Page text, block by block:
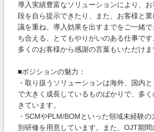
導入実績豊富なソリューションにより、
段を自ら提示できたり、また、お客様と
議を重ね、導入効果を出すまでをご一緒
ち合える、とてもやりがいのある仕事で
多くのお客様から感謝の言葉もいただけま
■ポジションの魅力：
・取り扱うソリューションは海外、国内
で大きく成長しているものばかりで、多
きています。
・SCMやPLM/BOMといった領域未経験
別研修を用意しています。また、OJT期間